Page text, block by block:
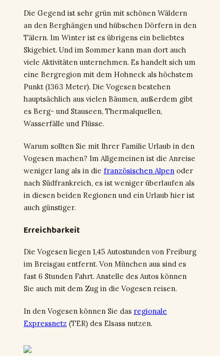
Die Gegend ist sehr grün mit schönen Wäldern
an den Berghängen und hübschen Dörfern in den
Tälern. Im Winter ist es übrigens ein beliebtes
Skigebiet. Und im Sommer kann man dort auch
viele Aktivitäten unternehmen. Es handelt sich um
eine Bergregion mit dem Hohneck als höchstem
Punkt (1363 Meter). Die Vogesen bestehen
hauptsächlich aus vielen Bäumen, außerdem gibt
es Berg- und Stauseen, Thermalquellen,
Wasserfälle und Flüsse.
Warum sollten Sie mit Ihrer Familie Urlaub in den
Vogesen machen? Im Allgemeinen ist die Anreise
weniger lang als in die französischen Alpen oder
nach Südfrankreich, es ist weniger überlaufen als
in diesen beiden Regionen und ein Urlaub hier ist
auch günstiger.
Erreichbarkeit
Die Vogesen liegen 1,45 Autostunden von Freiburg
im Breisgau entfernt. Von München aus sind es
fast 6 Stunden Fahrt. Anstelle des Autos können
Sie auch mit dem Zug in die Vogesen reisen.
In den Vogesen können Sie das regionale
Expressnetz (TER) des Elsass nutzen.